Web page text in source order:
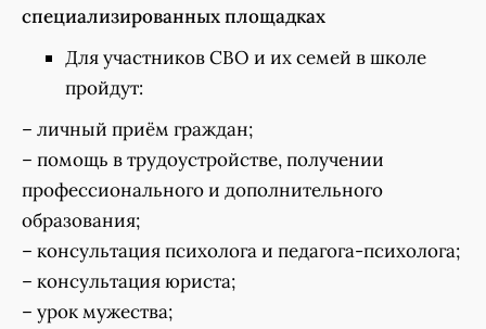
специализированных площадках
Для участников СВО и их семей в школе
пройдут:
– личный приём граждан;
– помощь в трудоустройстве, получении
профессионального и дополнительного
образования;
– консультация психолога и педагога-психолога;
– консультация юриста;
– урок мужества;